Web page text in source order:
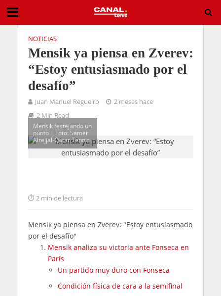
NOTICIAS
Mensik ya piensa en Zverev:
“Estoy entusiasmado por el
desafío”
Juan Manuel Regueiro
2 meses hace
2 Min Read
Mensik festejando un
punto | Foto: Samer
Alrejjal-Qatar Tennis
2 min de lectura
Mensik ya piensa en Zverev: "Estoy entusiasmado
por el desafío"
Mensik analiza su victoria ante Fonseca en
París
Un partido muy duro con Fonseca
Condición física de cara a la semifinal